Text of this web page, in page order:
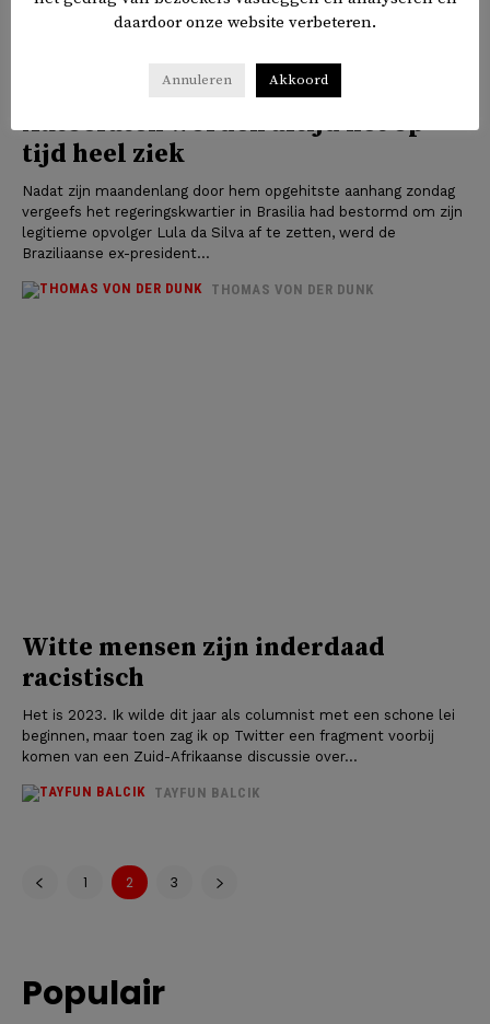
Autocraten worden altijd net op
tijd heel ziek
Nadat zijn maandenlang door hem opgehitste aanhang zondag
vergeefs het regeringskwartier in Brasilia had bestormd om zijn
legitieme opvolger Lula da Silva af te zetten, werd de
Braziliaanse ex-president...
THOMAS VON DER DUNK
Witte mensen zijn inderdaad
racistisch
Het is 2023. Ik wilde dit jaar als columnist met een schone lei
beginnen, maar toen zag ik op Twitter een fragment voorbij
komen van een Zuid-Afrikaanse discussie over...
TAYFUN BALCIK
1 2 3
Populair
daardoor onze website verbeteren.
Annuleren Akkoord